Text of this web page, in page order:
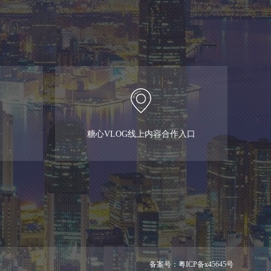
糖心VLOG线上内容合作入口
备案号： 粤ICP备x45645号